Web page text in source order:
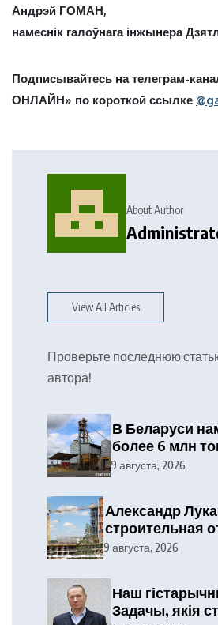
Андрэй ГОМАН,
намеснік галоўнага інжынера
Подписывайтесь на телеграм-
ОНЛАЙН» по короткой ссылке
About Author
View All Articles
Проверьте последнюю
автора!
В Беларуси
более 6 млн
9 августа, 2026
Александр
строительная
демонстрирует
статус одного
экономики
9 августа, 2026
Наш
Задачы, якія